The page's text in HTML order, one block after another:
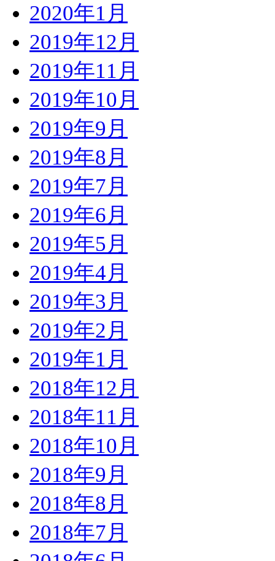
2020年1月
2019年12月
2019年11月
2019年10月
2019年9月
2019年8月
2019年7月
2019年6月
2019年5月
2019年4月
2019年3月
2019年2月
2019年1月
2018年12月
2018年11月
2018年10月
2018年9月
2018年8月
2018年7月